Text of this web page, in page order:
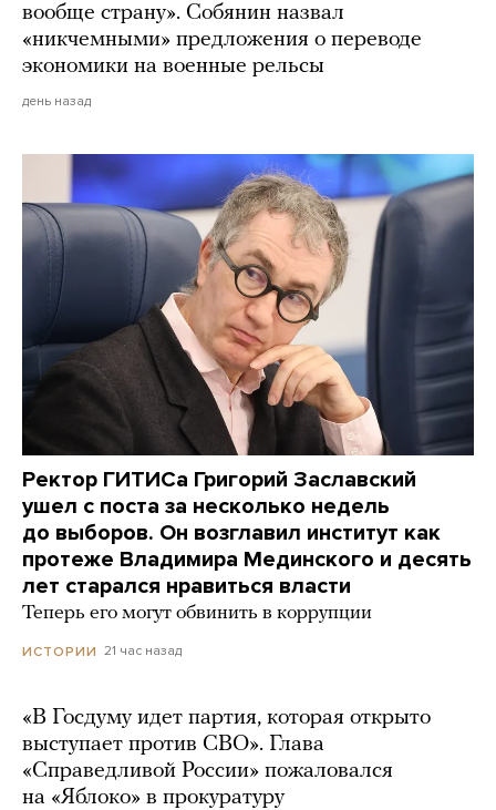
вообще страну». Собянин назвал
«никчемными» предложения о переводе
экономики на военные рельсы
день назад
Ректор ГИТИСа Григорий Заславский
ушел с поста за несколько недель
до выборов. Он возглавил институт как
протеже Владимира Мединского и десять
лет старался нравиться власти
Теперь его могут обвинить в коррупции
ИСТОРИИ 21 час назад
«В Госдуму идет партия, которая открыто
выступает против СВО». Глава
«Справедливой России» пожаловался
на «Яблоко» в прокуратуру